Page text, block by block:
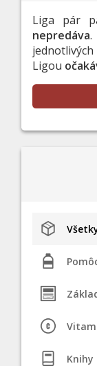
Liga pár
nepredáva.
Ligou